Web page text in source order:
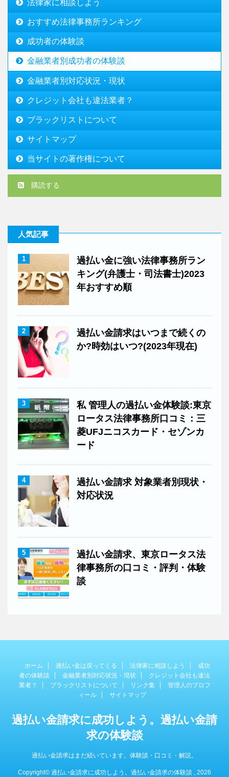
法律家に相談しよう
おすすめ法律事務所ランキング
成功者の体験談
金融業者別成功者の体験談
金融業者別対応状況・現状
クレジット会社も違法業者？
ブラックリストについて
サイトマップ
当サイトの著作権について
購読する
人気記事
1
過払い金に強い法律事務所ラン
キング(弁護士・司法書士)2023
年おすすめ順
2
過払い金請求はいつまで続くの
か?時効はいつ?(2023年現在)
3
私 管理人の過払い金体験談:東京
ロータス法律事務所口コミ：三
菱UFJニコスカード・セゾンカ
ード
4
過払い金請求 対象業者別現状・
対応状況
5
過払い金請求、東京ロータス法
律事務所の口コミ・評判・体験
談
ホーム 過払い金は戻ってくる 法律家に相談しよう
成功
者の体験談
金融業者別対応状況・現状
クレジット会社も違法
業者？
ブラックリストについて リンク集
管理人のプロフ
ィール
サイトマップ
過払い金請求に成功しよう。過払い金請
求の体験談
過払い金請求はまだ続いています。体験談・口コミ・解説。
Copyright© 過払い金請求に成功しよう。過払い金請求の体験談 , 2026